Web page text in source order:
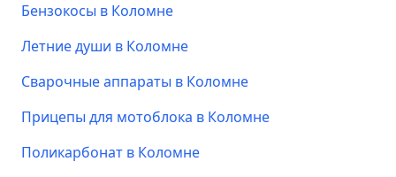
Бензокосы в Коломне
Летние души в Коломне
Сварочные аппараты в Коломне
Прицепы для мотоблока в Коломне
Поликарбонат в Коломне